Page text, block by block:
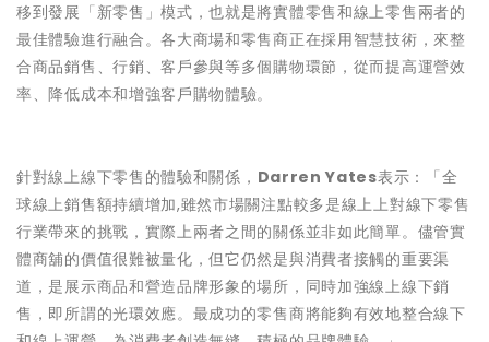
移到發展「新零售」模式，也就是將實體零售和線上零售兩者的
最佳體驗進行融合。各大商場和零售商正在採用智慧技術，來整
合商品銷售、行銷、客戶參與等多個購物環節，從而提高運營效
率、降低成本和增強客戶購物體驗。
針對線上線下零售的體驗和關係， Darren Yates表示：「全
球線上銷售額持續增加,雖然市場關注點較多是線上上對線下零售
行業帶來的挑戰，實際上兩者之間的關係並非如此簡單。儘管實
體商舖的價值很難被量化，但它仍然是與消費者接觸的重要渠
道，是展示商品和營造品牌形象的場所，同時加強線上線下銷
售，即所謂的光環效應。最成功的零售商將能夠有效地整合線下